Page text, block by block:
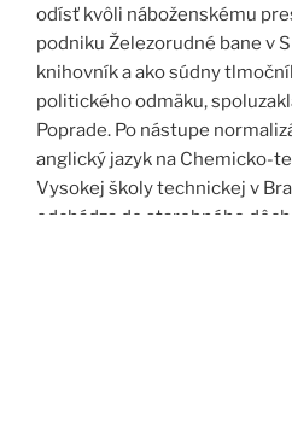
odísť kvôli náboženskému
podniku Železorudné bane v
knihovník a ako súdny
politického odmäku,
Poprade. Po nástupe
anglický jazyk na Chemicko-
Vysokej školy technickej v
odchádza do starobného